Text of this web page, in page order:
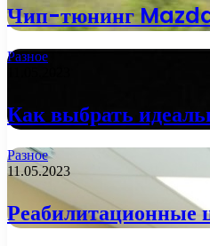
Чип-тюнинг Mazda
Разное
Как выбрать
Разное
11.05.2023
Реабилитационные